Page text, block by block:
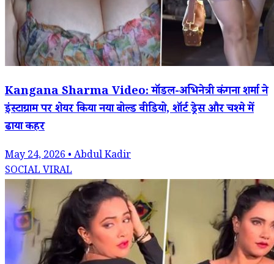
Kangana Sharma Video: मॉडल-अभिनेत्री कंगना शर्मा ने
इंस्टाग्राम पर शेयर किया नया बोल्ड वीडियो, शॉर्ट ड्रेस और चश्मे में
ढाया कहर
May 24, 2026 • Abdul Kadir
SOCIAL VIRAL